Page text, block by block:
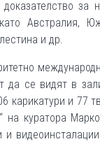
Австралия,
и др.
да се видят в
карикатури и 77
на куратора
и